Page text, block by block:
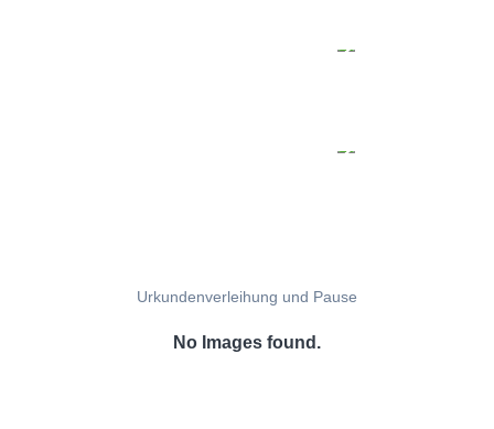
Urkundenverleihung und Pause
No Images found.